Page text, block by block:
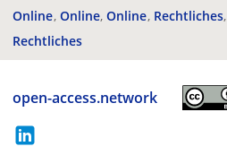
Online Online Online Rechtliches
Rechtliches
open-access.network